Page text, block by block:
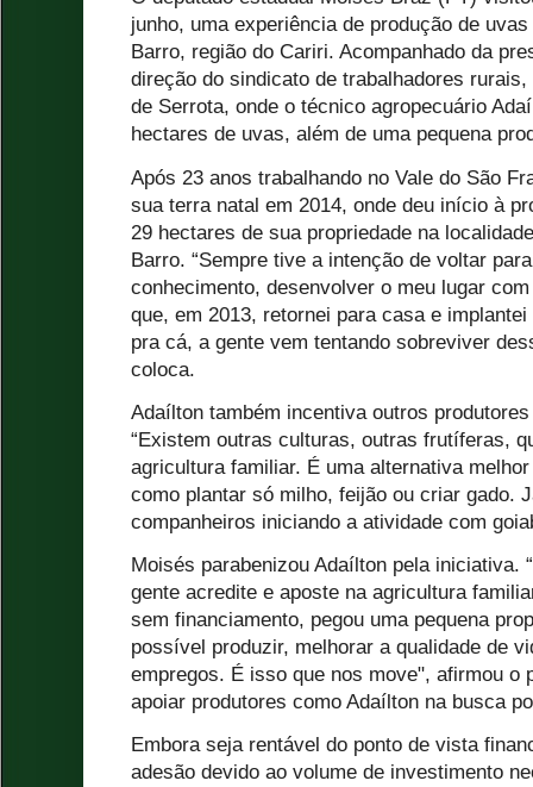
junho, uma experiência de produção de
Barro, região do Cariri. Acompanhado da
direção do sindicato de trabalhadores
de Serrota, onde o técnico agropecuário
hectares de uvas, além de uma pequena
Após 23 anos trabalhando no Vale do São
sua terra natal em 2014, onde deu início à
29 hectares de sua propriedade na
Barro. “Sempre tive a intenção de voltar
conhecimento, desenvolver o meu lugar
que, em 2013, retornei para casa e
pra cá, a gente vem tentando sobreviver
coloca.
Adaílton também incentiva outros
“Existem outras culturas, outras frutíferas,
agricultura familiar. É uma alternativa
como plantar só milho, feijão ou criar gado.
companheiros iniciando a atividade com
Moisés parabenizou Adaílton pela iniciativa.
gente acredite e aposte na agricultura
sem financiamento, pegou uma pequena
possível produzir, melhorar a qualidade de
empregos. É isso que nos move", afirmou o
apoiar produtores como Adaílton na busca
Embora seja rentável do ponto de vista
adesão devido ao volume de investimento